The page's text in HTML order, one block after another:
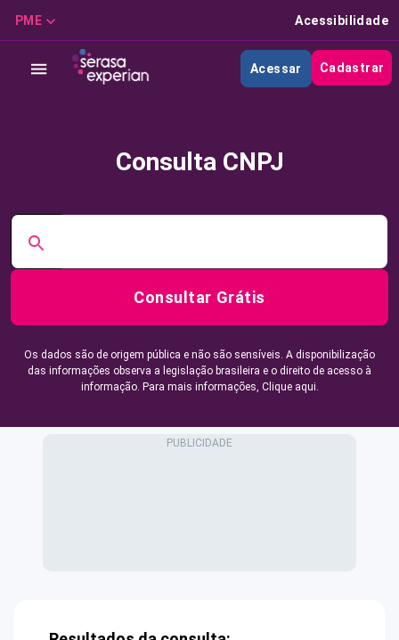
PME Acessibilidade
Acessar Cadastrar
Consulta CNPJ
Consultar Grátis
Os dados são de origem pública e não são sensíveis. A disponibilização
das informações observa a legislação brasileira e o direito de acesso à
informação. Para mais informações, Clique aqui.